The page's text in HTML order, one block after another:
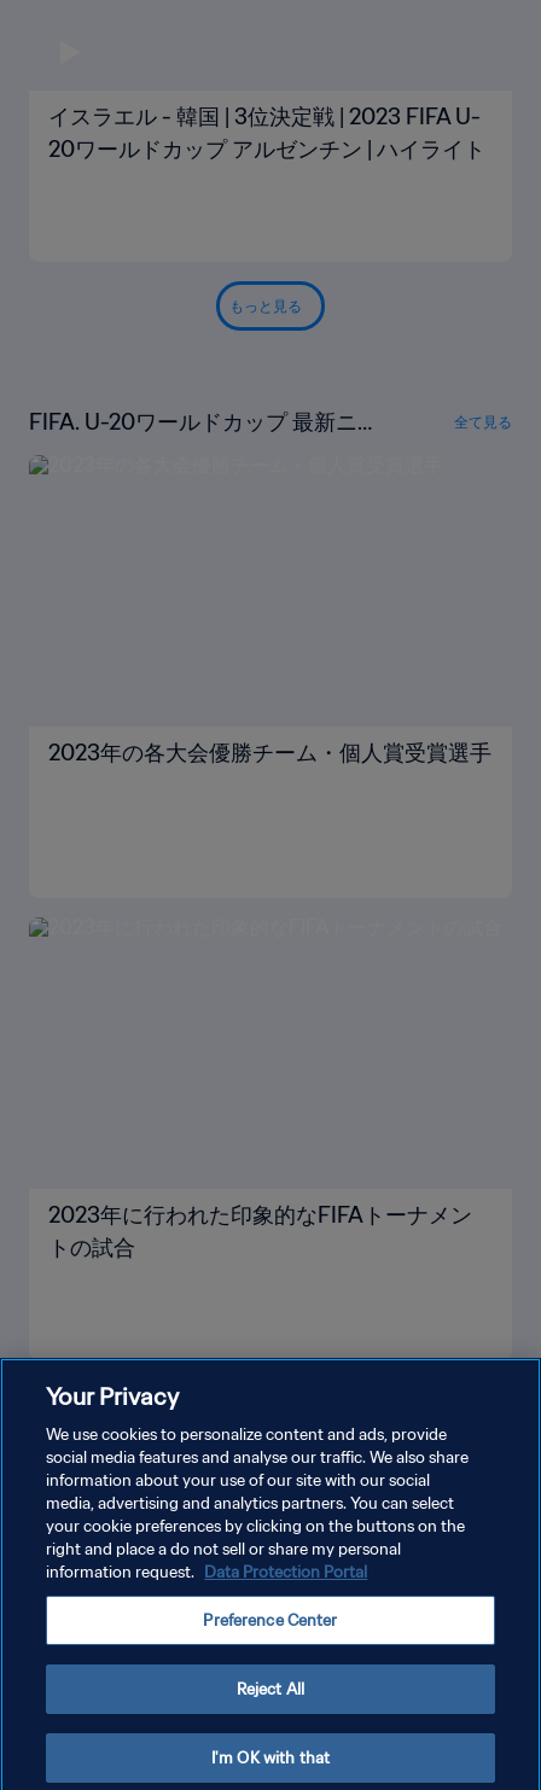
イスラエル - 韓国 | 3位決定戦 | 2023 FIFA U-
20ワールドカップ アルゼンチン | ハイライト
もっと見る
FIFA. U-20ワールドカップ 最新ニュ
ース
全て見る
2023年の各大会優勝チーム・個人賞受賞選手
2023年に行われた印象的なFIFAトーナメン
トの試合
プライバシーポリシー
クッキー設定の管理
Copyright © 1994 - 2026 FIFA. All rights reserved.
Your Privacy
We use cookies to personalize content and ads, provide
social media features and analyse our traffic. We also share
information about your use of our site with our social
media, advertising and analytics partners. You can select
your cookie preferences by clicking on the buttons on the
right and place a do not sell or share my personal
information request. Data Protection Portal
Preference Center
Reject All
I'm OK with that